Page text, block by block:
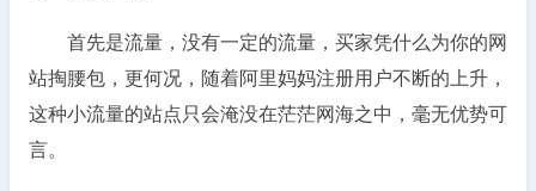
首先是流量，没有一定的流量，买家凭什么为你的网
站掏腰包，更何况，随着阿里妈妈注册用户不断的上升，
这种小流量的站点只会淹没在茫茫网海之中，毫无优势可
言。